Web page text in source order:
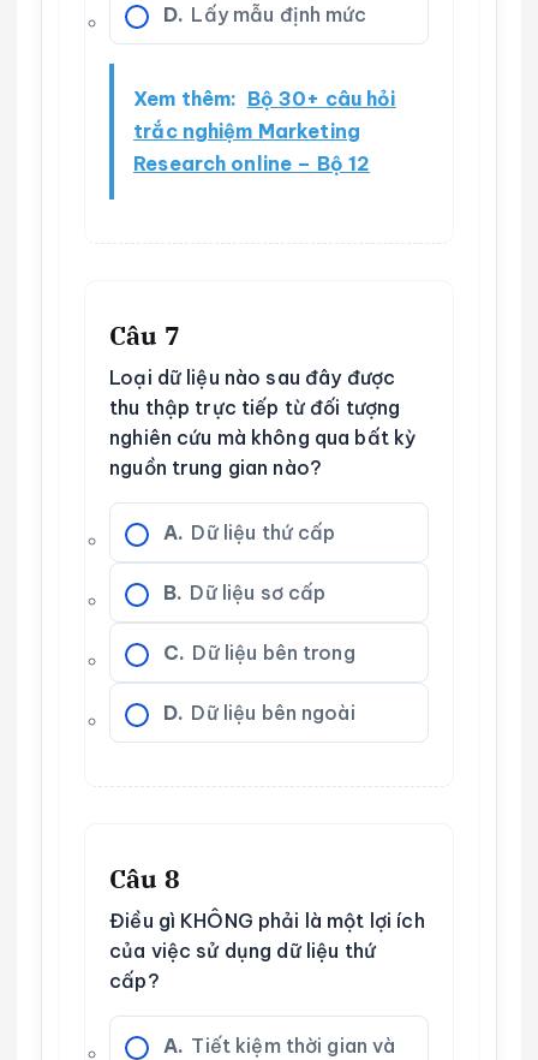
D. Lấy mẫu định mức
Xem thêm: Bộ 30+ câu hỏi
trắc nghiệm Marketing
Research online – Bộ 12
Câu 7
Loại dữ liệu nào sau đây được
thu thập trực tiếp từ đối tượng
nghiên cứu mà không qua bất kỳ
nguồn trung gian nào?
A. Dữ liệu thứ cấp
B. Dữ liệu sơ cấp
C. Dữ liệu bên trong
D. Dữ liệu bên ngoài
Câu 8
Điều gì KHÔNG phải là một lợi ích
của việc sử dụng dữ liệu thứ
cấp?
A. Tiết kiệm thời gian và